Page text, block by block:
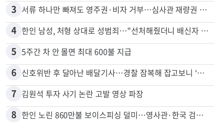
3 서류 하나만 빠져도 영주권·비자 거부…심사관 재량권 대폭 확대
4 한인 남성, 처형 상대로 성범죄…"선처해줬더니 배신자 취급"
5 5주간 차 안 몰면 최대 600불 지급
6 신호위반 후 달아난 배달기사…경찰 잠복해 잡고보니 ‘반전’
7 김원석 투자 사기 논란 고발 영상 파장
8 한인 노린 860만불 보이스피싱 덜미…영사관·한국 검찰 사칭